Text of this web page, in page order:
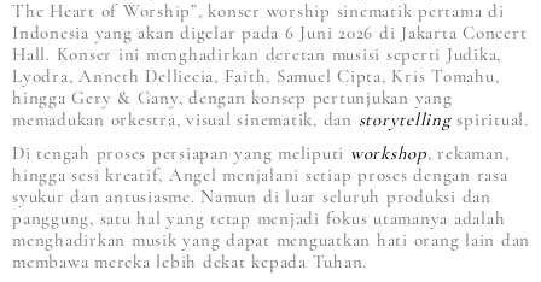
The Heart of Worship”, konser worship sinematik pertama di
Indonesia yang akan digelar pada 6 Juni 2026 di Jakarta Concert
Hall. Konser ini menghadirkan deretan musisi seperti Judika,
Lyodra, Anneth Delliecia, Faith, Samuel Cipta, Kris Tomahu,
hingga Gery & Gany, dengan konsep pertunjukan yang
memadukan orkestra, visual sinematik, dan storytellingspiritual.
Di tengah proses persiapan yang meliputi workshop, rekaman,
hingga sesi kreatif, Angel menjalani setiap proses dengan rasa
syukur dan antusiasme. Namun di luar seluruh produksi dan
panggung, satu hal yang tetap menjadi fokus utamanya adalah
menghadirkan musik yang dapat menguatkan hati orang lain dan
membawa mereka lebih dekat kepada Tuhan.